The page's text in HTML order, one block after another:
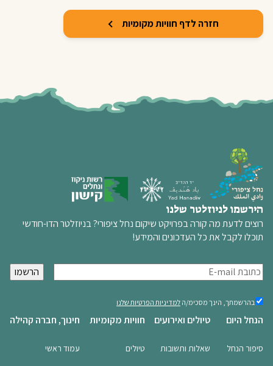
חזרה לדף חוויות מקומיות
הירשמו לניוזלטר שלנו
רוצים לדעת מה קורה בפרויקט שיקום נחל ציפורי? בניוזלטר הדו-חודשי
תוכלו לקבל את כל העדכונים והמידע!
א
י
מ
בהרשמתך,
מסכימ/ה
שלנו(חובה)
בהרשמתך, הינך מסכימ/ה למדיניות הפרטיות שלנו
הנחל היום
סיפור הנחל
טיולים ואירועים
שאלות ותשובות
חוויות מקומיות
טיולים
חינוך, חברה קהילה
עמוד ראשי